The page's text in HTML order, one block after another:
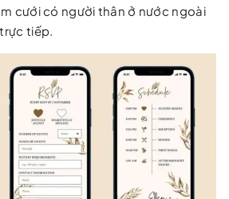
cưới có người thân ở nước ngoài
tiếp.